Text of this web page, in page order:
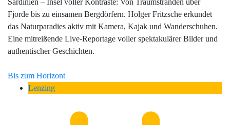
Sardinien – Insel voller Kontraste: Von Traumstränden über
Fjorde bis zu einsamen Bergdörfern. Holger Fritzsche erkundet
das Naturparadies aktiv mit Kamera, Kajak und Wanderschuhen.
Eine mitreißende Live-Reportage voller spektakulärer Bilder und
authentischer Geschichten.
Bis zum Horizont
Lenzing